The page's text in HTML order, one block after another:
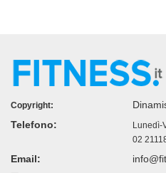
Copyright:
Telefono:
Lunedì-
02
Email: